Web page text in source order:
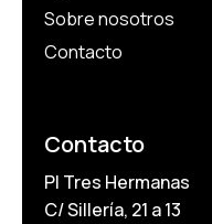
Sobre nosotros
Contacto
Contacto
PI Tres Hermanas
C/ Sillería, 21 a 13